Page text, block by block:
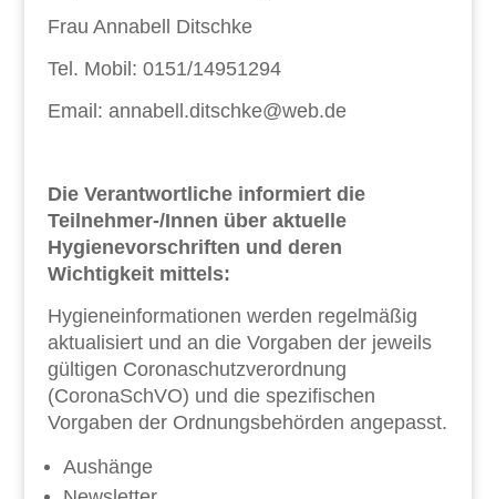
Frau Annabell Ditschke
Tel. Mobil: 0151/14951294
Email: annabell.ditschke@web.de
Die Verantwortliche informiert die
Teilnehmer-/Innen über aktuelle
Hygienevorschriften und deren
Wichtigkeit mittels:
Hygieneinformationen werden regelmäßig
aktualisiert und an die Vorgaben der jeweils
gültigen Coronaschutzverordnung
(CoronaSchVO) und die spezifischen
Vorgaben der Ordnungsbehörden angepasst.
Aushänge